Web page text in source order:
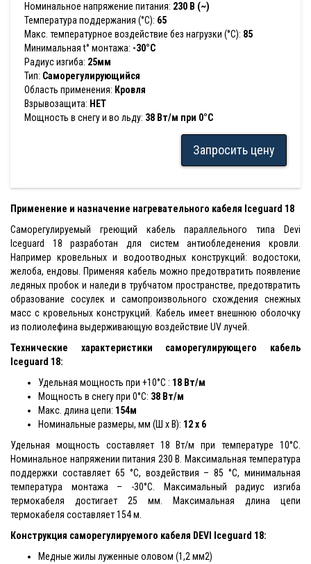
Номинальное напряжение питания: 230 В (~)
Температура поддержания (°С): 65
Макс. температурное воздействие без нагрузки (°С): 85
Минимальная t° монтажа: -30°C
Радиус изгиба: 25мм
Тип: Саморегулирующийся
Область применения: Кровля
Взрывозащита: НЕТ
Мощность в снегу и во льду: 38 Вт/м при 0°C
Запросить цену
Применение и назначение нагревательного кабеля Iceguard 18
Саморегулируемый греющий кабель параллельного типа Devi
Iceguard 18 разработан для систем антиобледенения кровли.
Например кровельных и водоотводных конструкций: водостоки,
желоба, ендовы. Применяя кабель можно предотвратить появление
ледяных пробок и наледи в трубчатом пространстве, предотвратить
образование сосулек и самопроизвольного схождения снежных
масс с кровельных конструкций. Кабель имеет внешнюю оболочку
из полиолефина выдерживающую воздействие UV лучей.
Технические характеристики саморегулирующего кабель
Iceguard 18:
Удельная мощность при +10°С : 18 Вт/м
Мощность в снегу при 0°С: 38 Вт/м
Макс. длина цепи: 154м
Номинальные размеры, мм (Ш x В): 12 x 6
Удельная мощность составляет 18 Вт/м при температуре 10°С.
Номинальное напряжении питания 230 В. Максимальная температура
поддержки составляет 65 °С, воздействия – 85 °С, минимальная
температура монтажа – -30°С. Максимальный радиус изгиба
термокабеля достигает 25 мм. Максимальная длина цепи
термокабеля составляет 154 м.
Конструкция саморегулируемого кабеля DEVI Iceguard 18:
Медные жилы луженные оловом (1,2 мм2)